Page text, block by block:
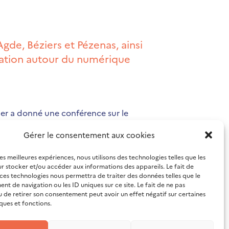
Gérer le consentement aux cookies
meilleures expériences, nous utilisons des technologies telles que les
stocker et/ou accéder aux informations des appareils. Le fait de
technologies nous permettra de traiter des données telles que le
de navigation ou les ID uniques sur ce site. Le fait de ne pas
de retirer son consentement peut avoir un effet négatif sur certaines
et fonctions.
Béziers et Pézenas, ainsi
autour du numérique
a donné une conférence sur le